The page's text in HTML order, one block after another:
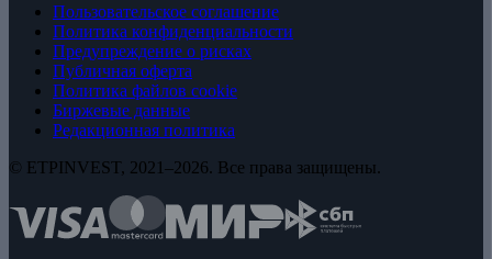
Пользовательское соглашение
Политика конфиденциальности
Предупреждение о рисках
Публичная оферта
Политика файлов cookie
Биржевые данные
Редакционная политика
© ETPINVEST, 2021–2026. Все права защищены.